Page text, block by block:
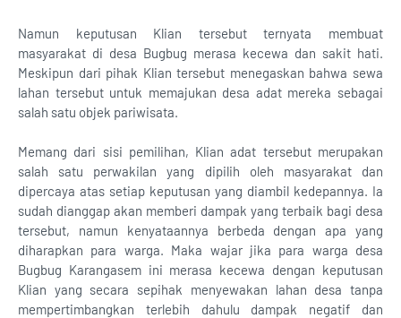
Namun keputusan Klian tersebut ternyata membuat
masyarakat di desa Bugbug merasa kecewa dan sakit hati.
Meskipun dari pihak Klian tersebut menegaskan bahwa sewa
lahan tersebut untuk memajukan desa adat mereka sebagai
salah satu objek pariwisata.
Memang dari sisi pemilihan, Klian adat tersebut merupakan
salah satu perwakilan yang dipilih oleh masyarakat dan
dipercaya atas setiap keputusan yang diambil kedepannya. Ia
sudah dianggap akan memberi dampak yang terbaik bagi desa
tersebut, namun kenyataannya berbeda dengan apa yang
diharapkan para warga. Maka wajar jika para warga desa
Bugbug Karangasem ini merasa kecewa dengan keputusan
Klian yang secara sepihak menyewakan lahan desa tanpa
mempertimbangkan terlebih dahulu dampak negatif dan